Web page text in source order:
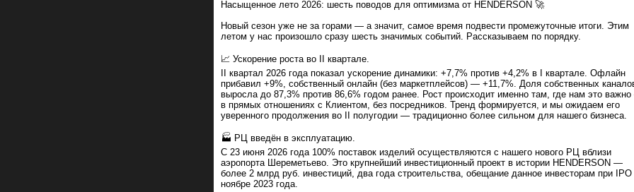
Насыщенное лето 2026: шесть поводов для оптимизма от HENDERSON 🚀
Новый сезон уже не за горами — а значит, самое время подвести промежуточные итоги. Этим
летом у нас произошло сразу шесть значимых событий. Рассказываем по порядку.
📈 Ускорение роста во II квартале.
II квартал 2026 года показал ускорение динамики: +7,7% против +4,2% в I квартале. Офлайн
прибавил +9%, собственный онлайн (без маркетплейсов) — +11,7%. Доля собственных
выросла до 87,3% против 86,6% годом ранее. Рост происходит именно там, где нам это
в прямых отношениях с Клиентом, без посредников. Тренд формируется, и мы ожидаем его
уверенного продолжения во II полугодии — традиционно более сильном для нашего бизнеса.
🏭 РЦ введён в эксплуатацию.
С 23 июня 2026 года 100% поставок изделий осуществляются с нашего нового РЦ вблизи
аэропорта Шереметьево. Это крупнейший инвестиционный проект в истории HENDERSON —
более 2 млрд руб. инвестиций, два года строительства, обещание данное инвесторам при IPO
ноябре 2023 года.